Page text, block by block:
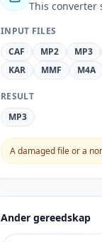
This converter
INPUT FILES
CAF
MP2 MP3
KAR
MMF M4A
RESULT
MP3
A damaged file or a
Ander gereedskap